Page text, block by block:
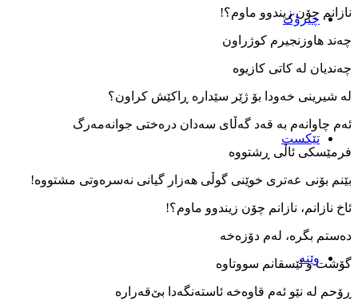
چیرۆک
تێکست
وێنه‌
نازانم چۆن زیندوو ماوم؟!
چه‌ند هاوزنجیرم کوژراون
چه‌ندیان له ‌کاتی کازیوه
له ‌شیرینی خه‌ودا بۆ ژێر سێداره ‌ڕاکێش کراون؟
ئه‌م چاوانه‌م به‌ قه‌د گه‌ڵای سه‌دان دره‌ختی جوانه‌مه‌رگ
فرمێسکی ئاڵی ڕشتووه
بێنم بۆنی عه‌تری خوێنی گوڵی هه‌زار گیانی نه‌سره‌وتی مشتووه!
ئاخ نازانم، نازانم چۆن زیندوو ماوم؟!
ده‌ستم بگره، له‌م دۆزه‌خه
گۆشت و ئێسقانم سووتاوه
ڕۆحم له‌ نێو ئه‌م قاوه‌خه ‌ئاسته‌نگه‌دا بێ‌قه‌راره